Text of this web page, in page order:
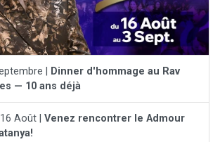
|
Dinner d'hommage au Rav
— 10 ans déjà
Août | Venez rencontrer le Admour